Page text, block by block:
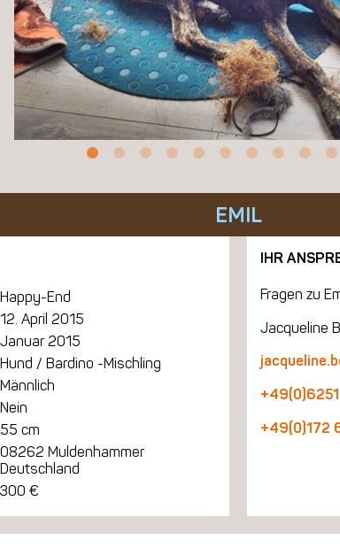
EMIL
Happy-End
12. April 2015
Januar 2015
Hund / Bardino -Mischling
Männlich
Nein
55 cm
08262 Muldenhammer
Deutschland
300 €
IHR
Fragen zu
Jacqueline
+49(0)172